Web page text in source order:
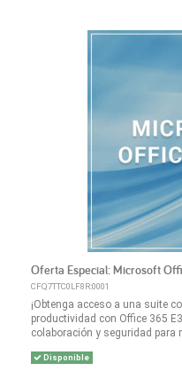
Oferta Especial: Microsoft
CFQ7TTC0LF8R:0001
¡Obtenga acceso a una suite
productividad con Office 365
colaboración y seguridad para
Disponible